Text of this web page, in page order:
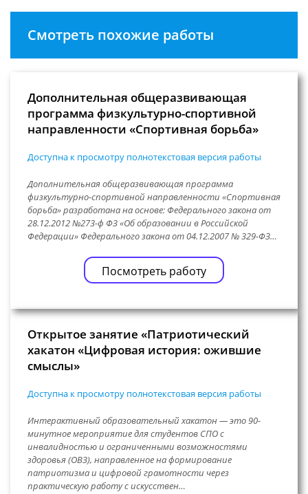
Смотреть похожие работы
Дополнительная общеразвивающая
программа физкультурно-спортивной
направленности «Спортивная борьба»
Доступна к просмотру полнотекстовая версия работы
Дополнительная общеразвивающая программа
физкультурно-спортивной направленности «Спортивная
борьба» разработана на основе: Федерального закона от
28.12.2012 №273-ф ФЗ «Об образовании в Российской
Федерации» Федерального закона от 04.12.2007 № 329-ФЗ…
Посмотреть работу
Открытое занятие «Патриотический
хакатон «Цифровая история: ожившие
смыслы»
Доступна к просмотру полнотекстовая версия работы
Интерактивный образовательный хакатон — это 90-
минутное мероприятие для студентов СПО с
инвалидностью и ограниченными возможностями
здоровья (ОВЗ), направленное на формирование
патриотизма и цифровой грамотности через
практическую работу с искусствен…